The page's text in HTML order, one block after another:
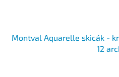
Montval Aquarelle skicák -
12